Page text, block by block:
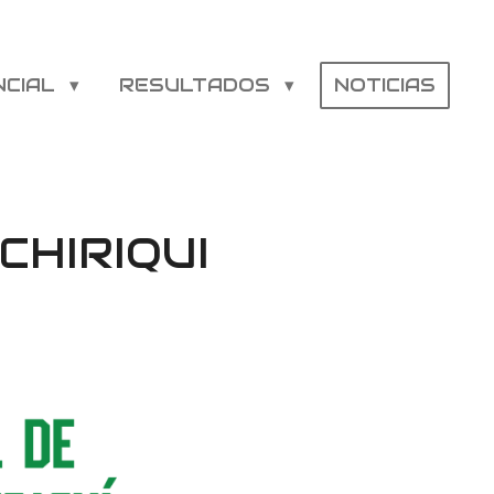
RESULTADOS NOTICIAS